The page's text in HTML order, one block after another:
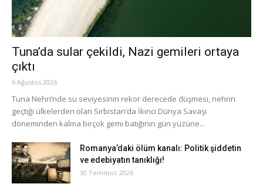
Tuna’da sular çekildi, Nazi gemileri ortaya
çıktı
6 Ağustos 2026
Tuna Nehri’nde su seviyesinin rekor derecede düşmesi, nehrin
geçtiği ülkelerden olan Sırbistan’da İkinci Dünya Savaşı
döneminden kalma birçok gemi batığının gün yüzüne...
Romanya’daki ölüm kanalı: Politik şiddetin
ve edebiyatın tanıklığı!
30 Temmuz 2026